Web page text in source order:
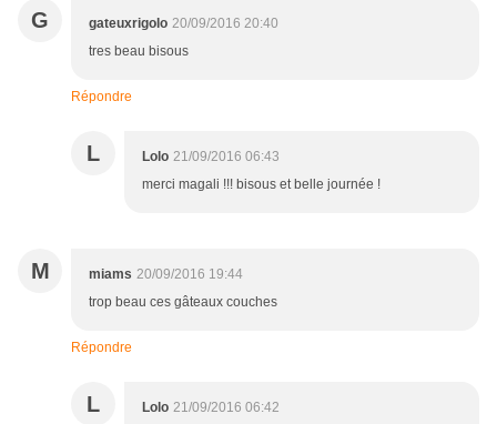
G gateuxrigolo 20/09/2016 20:40
tres beau bisous
Répondre
L Lolo 21/09/2016 06:43
merci magali !!! bisous et belle journée !
M miams 20/09/2016 19:44
trop beau ces gâteaux couches
Répondre
L Lolo 21/09/2016 06:42